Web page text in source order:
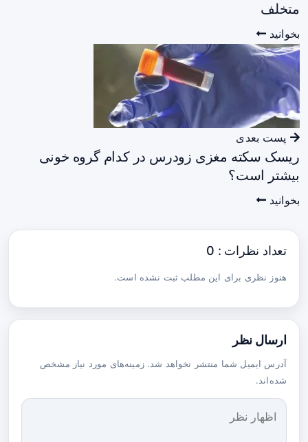
متخلف
بخوانید
پست بعدی
ریسک سکته‌ مغزی زودرس در کدام گروه خونی
بیشتر است؟
بخوانید
تعداد نظرات : 0
هنوز نظری برای این مطلب ثبت نشده است.
ارسال نظر
آدرس ایمیل شما منتشر نخواهد شد. زمینه‌های مورد نیاز مشخص
شده‌اند.